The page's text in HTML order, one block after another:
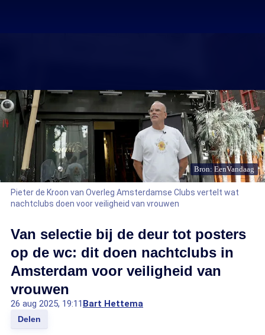
Bron: EenVandaag
Pieter de Kroon van Overleg Amsterdamse Clubs vertelt wat
nachtclubs doen voor veiligheid van vrouwen
Van selectie bij de deur tot posters
op de wc: dit doen nachtclubs in
Amsterdam voor veiligheid van
vrouwen
26 aug 2025, 19:11 Bart Hettema
Delen